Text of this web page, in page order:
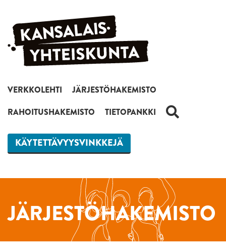
Siirry sisältöön
VERKKOLEHTI
JÄRJESTÖHAKEMISTO
RAHOITUSHAKEMISTO
TIETOPANKKI HAKU
KÄYTETTÄVYYSVINKKEJÄ
JÄRJESTÖHAKEMISTO